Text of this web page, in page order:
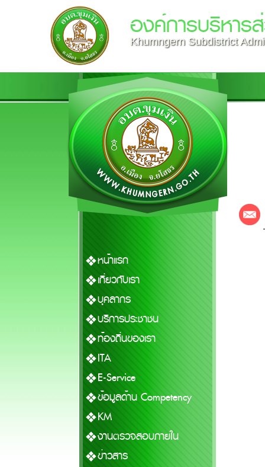
องค์การบริหาร
Khumngern Subdistrict
หน้าแรก
เกี่ยวกับเรา
บุคลากร
บริการประชาชน
ท้องถิ่นของเรา
ITA
E-Service
ข้อมูลด้าน Competency
KM
งานตรวจสอบภายใน
ข่าวสาร